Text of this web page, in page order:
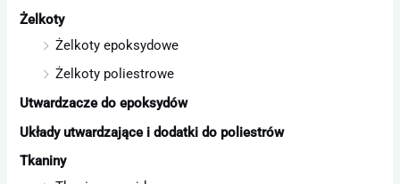
Żelkoty
Żelkoty epoksydowe
Żelkoty poliestrowe
Utwardzacze do epoksydów
Układy utwardzające i dodatki do poliestrów
Tkaniny